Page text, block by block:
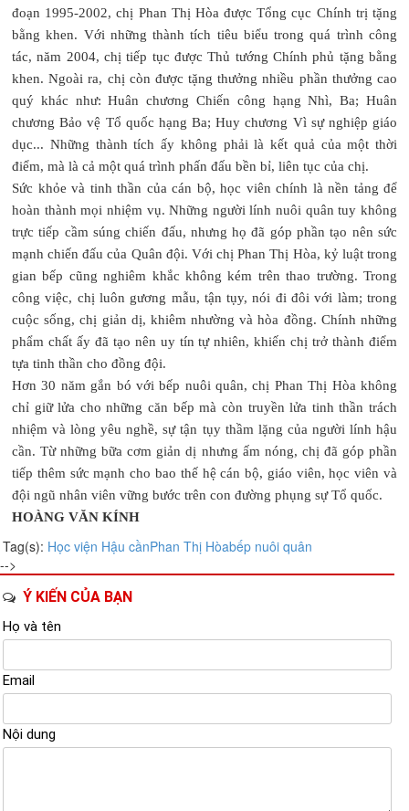
đoạn 1995-2002, chị Phan Thị Hòa được Tổng cục Chính trị tặng
bằng khen. Với những thành tích tiêu biểu trong quá trình công
tác, năm 2004, chị tiếp tục được Thủ tướng Chính phủ tặng bằng
khen. Ngoài ra, chị còn được tặng thưởng nhiều phần thưởng cao
quý khác như: Huân chương Chiến công hạng Nhì, Ba; Huân
chương Bảo vệ Tổ quốc hạng Ba; Huy chương Vì sự nghiệp giáo
dục... Những thành tích ấy không phải là kết quả của một thời
điểm, mà là cả một quá trình phấn đấu bền bỉ, liên tục của chị.
Sức khỏe và tinh thần của cán bộ, học viên chính là nền tảng để
hoàn thành mọi nhiệm vụ. Những người lính nuôi quân tuy không
trực tiếp cầm súng chiến đấu, nhưng họ đã góp phần tạo nên sức
mạnh chiến đấu của Quân đội. Với chị Phan Thị Hòa, kỷ luật trong
gian bếp cũng nghiêm khắc không kém trên thao trường. Trong
công việc, chị luôn gương mẫu, tận tụy, nói đi đôi với làm; trong
cuộc sống, chị giản dị, khiêm nhường và hòa đồng. Chính những
phẩm chất ấy đã tạo nên uy tín tự nhiên, khiến chị trở thành điểm
tựa tinh thần cho đồng đội.
Hơn 30 năm gắn bó với bếp nuôi quân, chị Phan Thị Hòa không
chỉ giữ lửa cho những căn bếp mà còn truyền lửa tinh thần trách
nhiệm và lòng yêu nghề, sự tận tụy thầm lặng của người lính hậu
cần. Từ những bữa cơm giản dị nhưng ấm nóng, chị đã góp phần
tiếp thêm sức mạnh cho bao thế hệ cán bộ, giáo viên, học viên và
đội ngũ nhân viên vững bước trên con đường phụng sự Tổ quốc.
HOÀNG VĂN KÍNH
Tag(s): Học viện Hậu cầnPhan Thị Hòabếp nuôi quân
-->
Ý KIẾN CỦA BẠN
Họ và tên
Email
Nội dung